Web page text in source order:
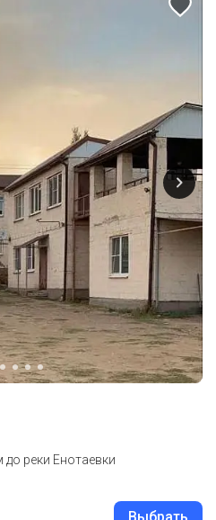
до реки Енотаевки